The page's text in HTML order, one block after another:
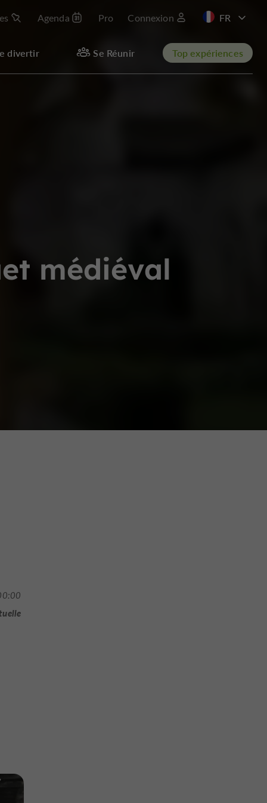
Agenda Pro Connexion
divertir Se Réunir Top expériences
médiéval